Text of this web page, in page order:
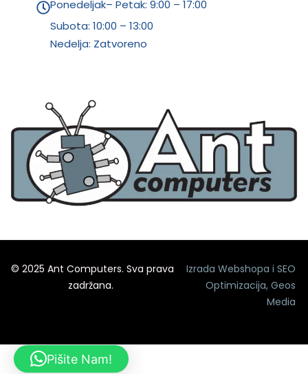
Ponedeljak– Petak: 9:00 – 17:00
Subota: 10:00 – 13:00
Nedelja: Zatvoreno
© 2025 Ant Computers. Sva prava
zadržana.
Izrada Webshopa iSEO
Optimizacija,Geos
Media
Pišite Nam!